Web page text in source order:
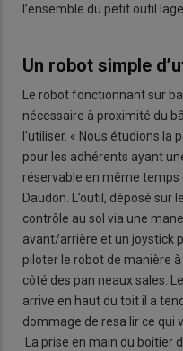
l’ensemble du petit outil
Un robot simple
Le robot fonctionnant sur
nécessaire à proximité du
l’utiliser. « Nous étudions la
pour les adhérents ayant
réservable en même temps
Daudon. L’outil, déposé sur
contrôle au sol via une
avant/arrière et un joystick
piloter le robot de manière
côté des pan neaux sales.
arrive en haut du toit il a
dommage de resa lir ce qui
La prise en main du boîtier